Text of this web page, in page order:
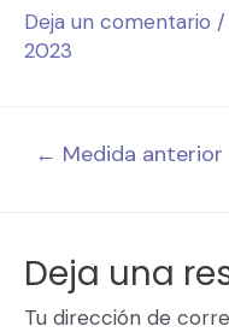
Deja un comentario /
2023
← Medida anterior
Deja una
Tu dirección de